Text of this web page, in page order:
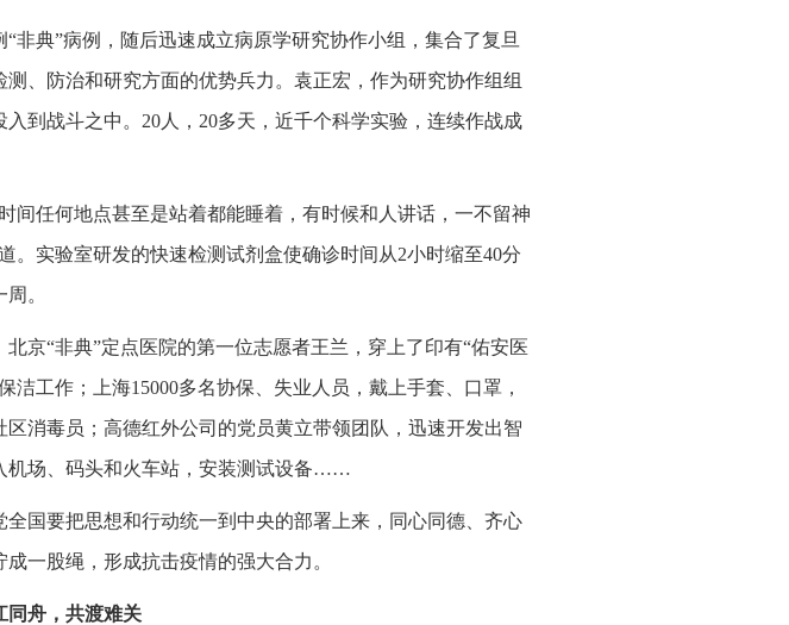
“非典”病例，随后迅速成立病原学研究协作小组，集合了复旦
、防治和研究方面的优势兵力。袁正宏，作为研究协作组组
到战斗之中。20人，20多天，近千个科学实验，连续作战成
间任何地点甚至是站着都能睡着，有时候和人讲话，一不留神
。实验室研发的快速检测试剂盒使确诊时间从2小时缩至40分
。
京“非典”定点医院的第一位志愿者王兰，穿上了印有“佑安医
洁工作；上海15000多名协保、失业人员，戴上手套、口罩，
消毒员；高德红外公司的党员黄立带领团队，迅速开发出智
机场、码头和火车站，安装测试设备……
国要把思想和行动统一到中央的部署上来，同心同德、齐心
一股绳，形成抗击疫情的强大合力。
同舟，共渡难关